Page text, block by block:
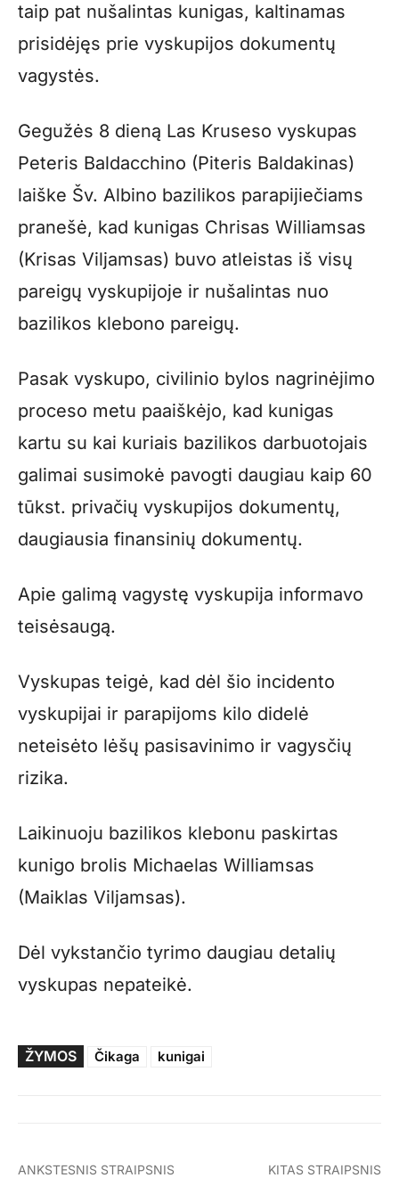
taip pat nušalintas kunigas, kaltinamas
prisidėjęs prie vyskupijos dokumentų
vagystės.
Gegužės 8 dieną Las Kruseso vyskupas
Peteris Baldacchino (Piteris Baldakinas)
laiške Šv. Albino bazilikos parapijiečiams
pranešė, kad kunigas Chrisas Williamsas
(Krisas Viljamsas) buvo atleistas iš visų
pareigų vyskupijoje ir nušalintas nuo
bazilikos klebono pareigų.
Pasak vyskupo, civilinio bylos nagrinėjimo
proceso metu paaiškėjo, kad kunigas
kartu su kai kuriais bazilikos darbuotojais
galimai susimokė pavogti daugiau kaip 60
tūkst. privačių vyskupijos dokumentų,
daugiausia finansinių dokumentų.
Apie galimą vagystę vyskupija informavo
teisėsaugą.
Vyskupas teigė, kad dėl šio incidento
vyskupijai ir parapijoms kilo didelė
neteisėto lėšų pasisavinimo ir vagysčių
rizika.
Laikinuoju bazilikos klebonu paskirtas
kunigo brolis Michaelas Williamsas
(Maiklas Viljamsas).
Dėl vykstančio tyrimo daugiau detalių
vyskupas nepateikė.
ŽYMOS Čikaga kunigai
ANKSTESNIS STRAIPSNIS KITAS STRAIPSNIS